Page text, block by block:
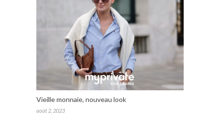
Vieille monnaie, nouveau look
août 2, 2023